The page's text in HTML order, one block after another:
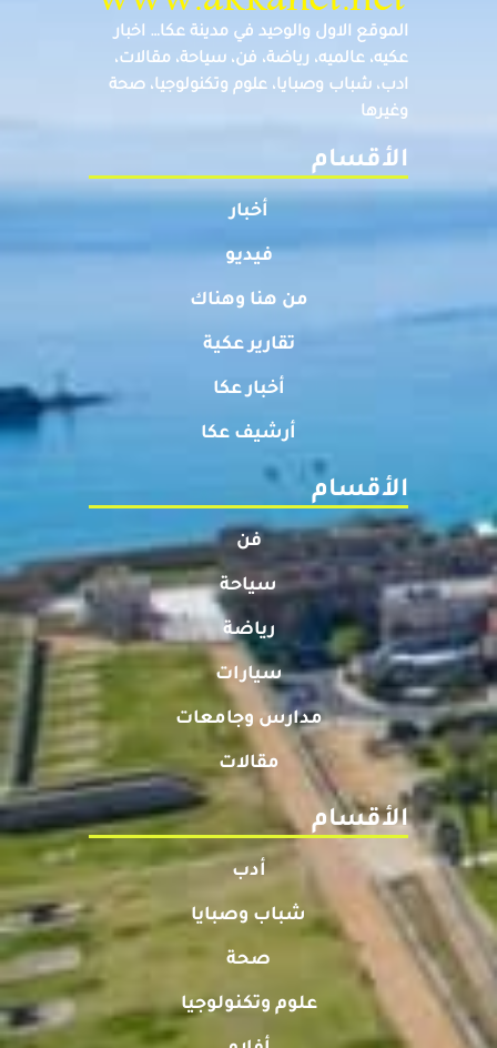
الموقع الاول والوحيد في مدينة عكا… اخبار
عكيه، عالميه، رياضة، فن، سياحة، مقالات،
ادب، شباب وصبايا، علوم وتكنولوجيا، صحة
وغيرها
الأقسام
أخبار
فيديو
من هنا وهناك
تقارير عكية
أخبار عكا
أرشيف عكا
الأقسام
فن
سياحة
رياضة
سيارات
مدارس وجامعات
مقالات
الأقسام
أدب
شباب وصبايا
صحة
علوم وتكنولوجيا